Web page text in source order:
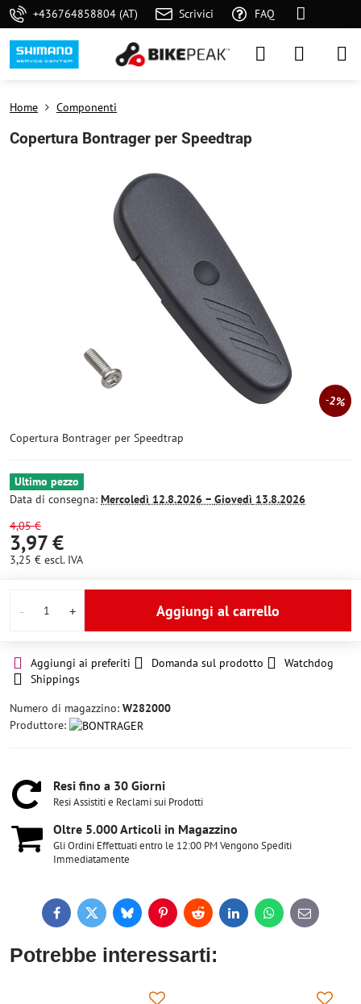
+436764858804 (AT) Scrivici FAQ
2%
Home Componenti
Copertura Bontrager per Speedtrap
Copertura Bontrager per Speedtrap
Ultimo pezzo
Data di consegna: Mercoledì 12.8.2026 − Giovedì 13.8.2026
4,05 €
3,97 €
3,25 € escl. IVA
Aggiungi al carrello
Aggiungi ai preferiti Domanda sul prodotto
Watchdog
Shippings
Numero di magazzino: W282000
Produttore:
Resi fino a 30 Giorni
Resi Assistiti e Reclami sui Prodotti
Oltre 5​.000 Articoli in Magazzino
Gli Ordini Effettuati entro le 12:00 PM Vengono Spediti
Immediatamente
FacebookTwitterBlueskyPinterestReddit LinkedInWhatsApp
E-
mail
Potrebbe interessarti: